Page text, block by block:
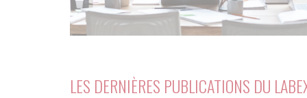
LES DERNIÈRES PUBLICATIONS DU